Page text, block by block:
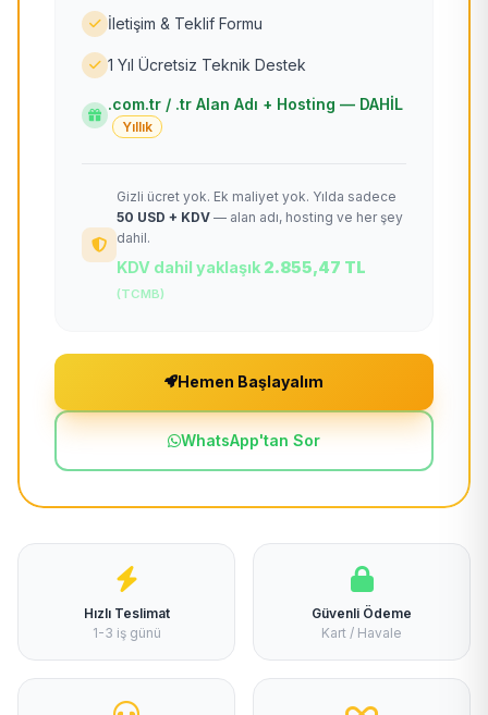
İletişim & Teklif Formu
1 Yıl Ücretsiz Teknik Destek
.com.tr / .tr Alan Adı + Hosting — DAHİL
Yıllık
Gizli ücret yok. Ek maliyet yok. Yılda sadece
50 USD + KDV — alan adı, hosting ve her şey
dahil.
KDV dahil yaklaşık 2.855,47 TL
(TCMB)
Hemen Başlayalım
WhatsApp'tan Sor
Hızlı Teslimat
1-3 iş günü
Güvenli Ödeme
Kart / Havale